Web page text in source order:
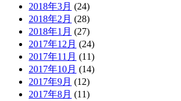
2018年3月 (24)
2018年2月 (28)
2018年1月 (27)
2017年12月 (24)
2017年11月 (11)
2017年10月 (14)
2017年9月 (12)
2017年8月 (11)